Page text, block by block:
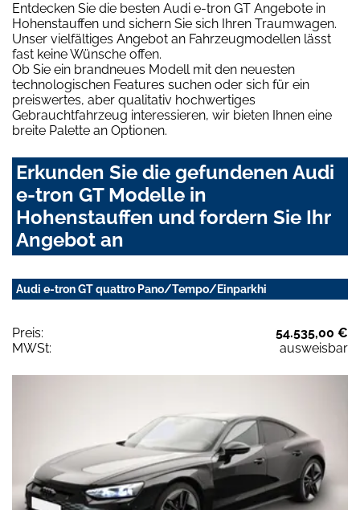
Entdecken Sie die besten Audi e-tron GT Angebote in
Hohenstauffen und sichern Sie sich Ihren Traumwagen.
Unser vielfältiges Angebot an Fahrzeugmodellen lässt
fast keine Wünsche offen.
Ob Sie ein brandneues Modell mit den neuesten
technologischen Features suchen oder sich für ein
preiswertes, aber qualitativ hochwertiges
Gebrauchtfahrzeug interessieren, wir bieten Ihnen eine
breite Palette an Optionen.
Erkunden Sie die gefundenen Audi
e-tron GT Modelle in
Hohenstauffen und fordern Sie Ihr
Angebot an
Audi e-tron GT quattro Pano/Tempo/Einparkhi
Preis:
54.535,00 €
MWSt:
ausweisbar